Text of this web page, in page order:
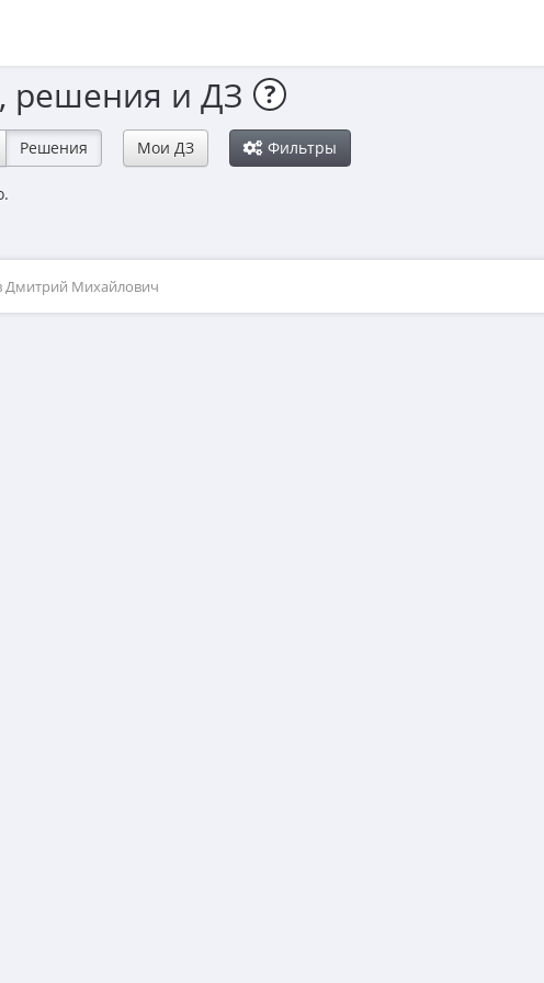
решения и ДЗ ?
Решения Мои ДЗ Фильтры
Дмитрий Михайлович